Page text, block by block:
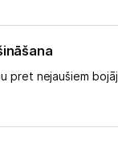
pret nejaušiem